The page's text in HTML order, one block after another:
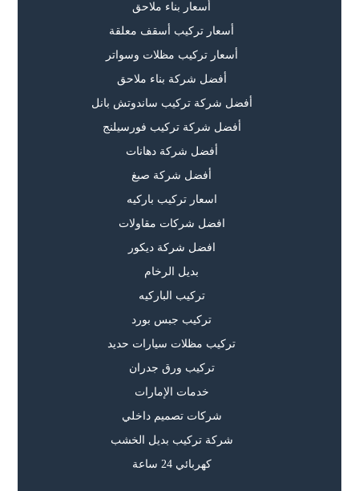
أسعار بناء ملاحق
أسعار تركيب أسقف معلقة
أسعار تركيب مظلات وسواتر
أفضل شركة بناء ملاحق
أفضل شركة تركيب ساندوتش بانل
أفضل شركة تركيب فورسيلنج
أفضل شركة دهانات
أفضل شركة صبغ
اسعار تركيب باركيه
افضل شركات مقاولات
افضل شركة ديكور
بديل الرخام
تركيب الباركيه
تركيب جبس بورد
تركيب مظلات سيارات حديد
تركيب ورق جدران
خدمات الإمارات
شركات تصميم داخلي
شركة تركيب بديل الخشب
كهربائي 24 ساعة